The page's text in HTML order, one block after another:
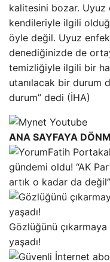
kalitesini bozar.
kendileriyle ilgili
öyle değil. Uyuz
denediğinizde de
temizliğiyle ilgili bir
utanılacak bir durum
durum” dedi (İHA)
ANA SAYFAYA
Fatih
gündemi oldu! “AK
artık o kadar da
Gözlüğünü çıkarmaya
yaşadı!